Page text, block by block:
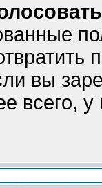
вы
всего,